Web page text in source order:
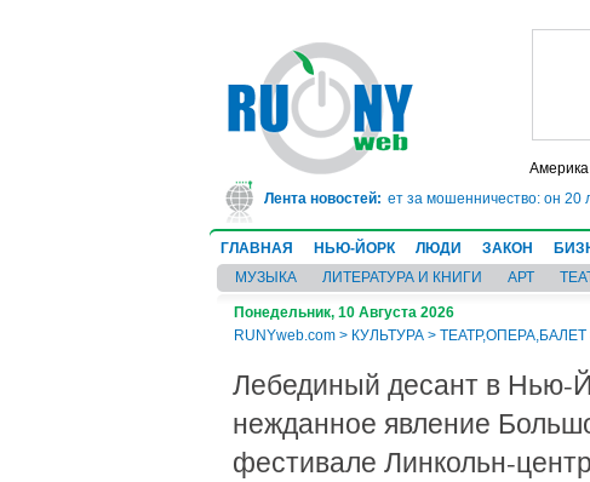
Лента новостей:
врач-ревматолог сядет в тюрьму на 10 лет за мошенничество: он 20 лет
ГЛАВНАЯ НЬЮ-ЙОРК ЛЮДИ ЗАКОН
МУЗЫКА
ЛИТЕРАТУРА И КНИГИ АРТ
Понедельник, 10 Августа 2026
RUNYweb.com > КУЛЬТУРА > ТЕАТР,ОПЕРА,БАЛЕТ
Лебединый десант в Нью-
нежданное явление
фестивале Линкольн-